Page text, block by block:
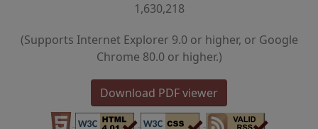
1,630,218
(Supports Internet Explorer 9.0 or higher, or Google
Chrome 80.0 or higher.)
Download PDF viewer